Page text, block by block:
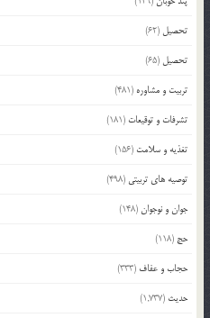
تحصیل (62)
تحصیل (65)
تربیت و مشاوره (481)
تشرفات و توقیعات (181)
تغذیه و سلامت (156)
توصیه های تربیتی (498)
جوان و نوجوان(148)
حج (118)
حجاب و عفاف (333)
حدیث (1,737)